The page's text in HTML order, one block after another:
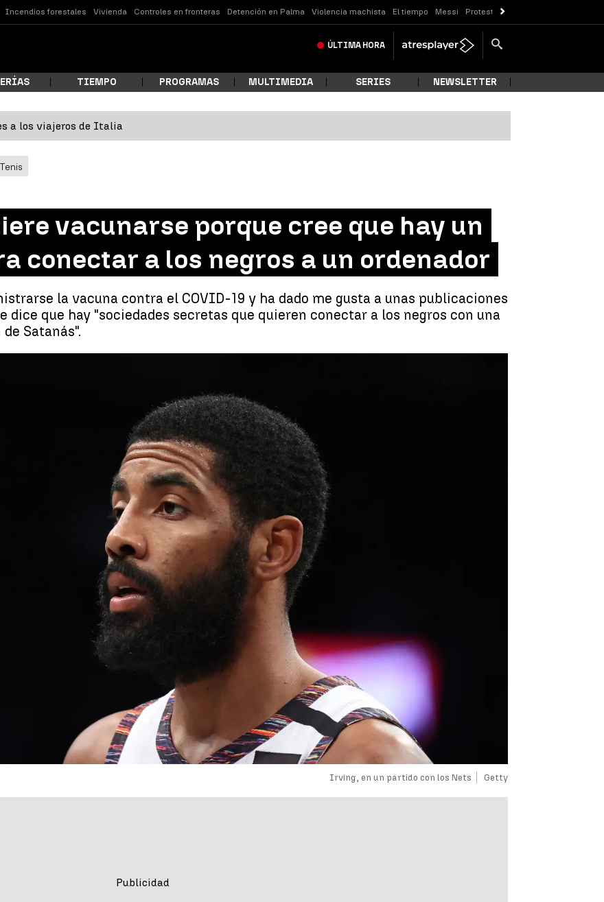
Incendios forestales Vivienda Controles en fronteras Detención en Palma Violencia machista El tiempo Messi Protestas Sóller
ÚLTIMA HORA
buscando?
TIEMPO PROGRAMAS MULTIMEDIA SERIES NEWSLETTER
a los viajeros de Italia
Tenis
vacunarse porque cree que hay un
conectar a los negros a un ordenador
la vacuna contra el COVID-19 y ha dado me gusta a unas publicaciones
dice que hay "sociedades secretas que quieren conectar a los negros con una
Satanás".
Irving, en un partido con los Nets Getty